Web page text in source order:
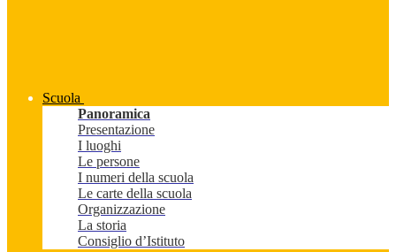
Scuola
Panoramica
Presentazione
I luoghi
Le persone
I numeri della scuola
Le carte della scuola
Organizzazione
La storia
Consiglio d’Istituto